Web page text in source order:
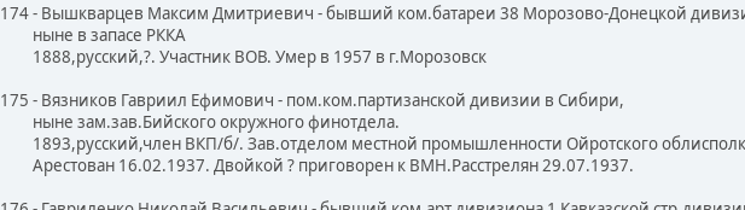
174 - Вышкварцев Максим Дмитриевич - бывший ком.батареи 38 Морозово-Донецкой
ныне в запасе РККА
1888,русский,?. Участник ВОВ. Умер в 1957 в г.Морозовск
175 - Вязников Гавриил Ефимович - пом.ком.партизанской дивизии в Сибири,
ныне зам.зав.Бийского окружного финотдела.
1893,русский,член ВКП/б/. Зав.отделом местной промышленности Ойротского
Арестован 16.02.1937. Двойкой ? приговорен к ВМН.Расстрелян 29.07.1937.